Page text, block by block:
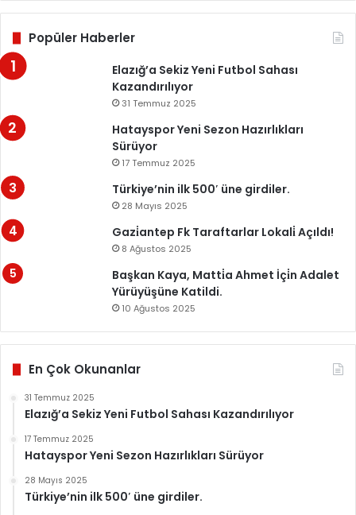
Popüler Haberler
Elazığ’a Sekiz Yeni Futbol Sahası
Kazandırılıyor
31 Temmuz 2025
Hatayspor Yeni Sezon Hazırlıkları
Sürüyor
17 Temmuz 2025
Türkiye’nin ilk 500′ üne girdiler.
28 Mayıs 2025
Gazi̇antep Fk Taraftarlar Lokali̇ Açıldı!
8 Ağustos 2025
Başkan Kaya, Matti̇a Ahmet İçi̇n Adalet
Yürüyüşüne Katildi.
10 Ağustos 2025
En Çok Okunanlar
31 Temmuz 2025
Elazığ’a Sekiz Yeni Futbol Sahası Kazandırılıyor
17 Temmuz 2025
Hatayspor Yeni Sezon Hazırlıkları Sürüyor
28 Mayıs 2025
Türkiye’nin ilk 500′ üne girdiler.